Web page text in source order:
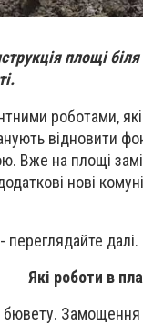
площі
роботами,
відновити
Вже на площі з
нові
далі.
Які роботи в
Замощення